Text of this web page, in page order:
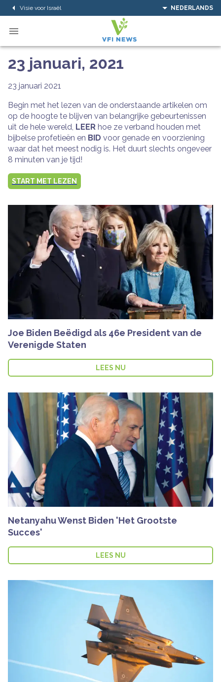
Visie voor Israël NEDERLANDS
23 januari, 2021
23 januari 2021
Begin met het lezen van de onderstaande artikelen om
op de hoogte te blijven van belangrijke gebeurtenissen
uit de hele wereld, LEER hoe ze verband houden met
bijbelse profetieën en BID voor genade en voorziening
waar dat het meest nodig is. Het duurt slechts ongeveer
8 minuten van je tijd!
START MET LEZEN
Joe Biden Beëdigd als 46e President van de
Verenigde Staten
LEES NU
Netanyahu Wenst Biden 'Het Grootste
Succes'
LEES NU